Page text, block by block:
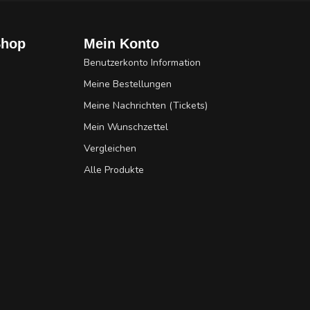
Mein Konto
Benutzerkonto Information
Meine Bestellungen
Meine Nachrichten (Tickets)
Mein Wunschzettel
Vergleichen
Alle Produkte